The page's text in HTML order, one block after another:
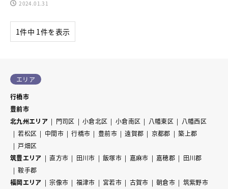
2024.01.31
1件中 1件を表示
エリア
行橋市
豊前市
北九州エリア
門司区 小倉北区 小倉南区 八幡東区
八幡西区
若松区
中間市 行橋市 豊前市 遠賀郡 京都郡
築上郡
戸畑区
筑豊エリア
直方市 田川市 飯塚市 嘉麻市 嘉穂郡
田川郡
鞍手郡
福岡エリア
宗像市 福津市 宮若市 古賀市 朝倉市
筑紫野市